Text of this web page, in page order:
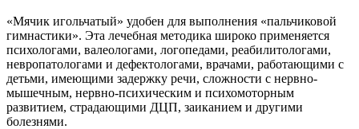
«Мячик игольчатый» удобен для выполнения «пальчиковой
гимнастики». Эта лечебная методика широко применяется
психологами, валеологами, логопедами, реабилитологами,
невропатологами и дефектологами, врачами, работающими с
детьми, имеющими задержку речи, сложности с нервно-
мышечным, нервно-психическим и психомоторным
развитием, страдающими ДЦП, заиканием и другими
болезнями.